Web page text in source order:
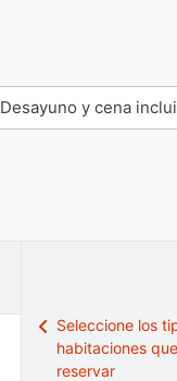
Desayuno y cena
Seleccione los
habitaciones
reservar